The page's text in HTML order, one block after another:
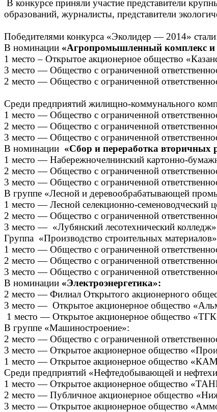
В конкурсе приняли участие представители
образований, журналисты, представители
Победителями конкурса «Эколидер — 2014»
В номинации «Агропромышленный комплекс
1 место – Открытое акционерное общество
3 место — Общество с ограниченной
2 место — Общество с ограниченной
Среди предприятий жилищно-коммунального
1 место — Общество с ограниченной
2 место — Общество с ограниченной
3 место — Общество с ограниченной
В номинации «Сбор и переработка вторичных
1 место — Набережночелнинский картонно-
2 место — Общество с ограниченной
3 место — Общество с ограниченной
В группе «Лесной и деревообрабатывающей
1 место — Лесной селекционно-семеноводческий
2 место — Общество с ограниченной
3 место — «Лубянский лесотехнический
Группа «Производство строительных
1 место — Общество с ограниченной
2 место — Общество с ограниченной
3 место — Общество с ограниченной
В номинации «Электроэнергетика»:
2 место — Филиал Открытого акционерного
3 место — Открытое акционерное общество
1 место — Открытое акционерное общество
В группе «Машиностроение»:
2 место — Общество с ограниченной
3 место — Открытое акционерное общество
1 место — Открытое акционерное общество
Среди предприятий «Нефтедобывающей и
1 место — Открытое акционерное общество
2 место — Публичное акционерное общество
3 место — Открытое акционерное общество